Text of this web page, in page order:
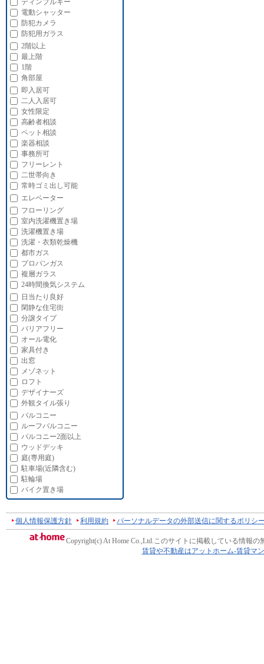
ディンプルキー
電動シャッター
防犯カメラ
防犯用ガラス
2階以上
最上階
1階
角部屋
即入居可
二人入居可
女性限定
高齢者相談
ペット相談
楽器相談
事務所可
フリーレント
二世帯向き
常時ゴミ出し可能
エレベーター
フローリング
室内洗濯機置き場
洗濯機置き場
洗濯・衣類乾燥機
都市ガス
プロパンガス
複層ガラス
24時間換気システム
日当たり良好
閑静な住宅街
分譲タイプ
バリアフリー
オール電化
家具付き
出窓
メゾネット
ロフト
デザイナーズ
外観タイル張り
バルコニー
ルーフバルコニー
バルコニー2面以上
ウッドデッキ
庭(専用庭)
駐車場(近隣含む)
駐輪場
バイク置き場
個人情報保護方針 利用規約 パーソナルデータの外部送信に関するポリシ
Copyright(c) At Home Co.,Ltd.このサイトに掲載している情報の
賃貸や不動産はアットホーム-賃貸マ